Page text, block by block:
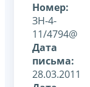
Номер:
ЗН-4-
11/4794@
Дата
письма:
28.03.2011